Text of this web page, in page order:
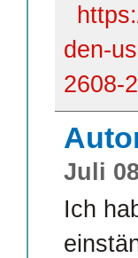
den-
2608-
Juli
Ich